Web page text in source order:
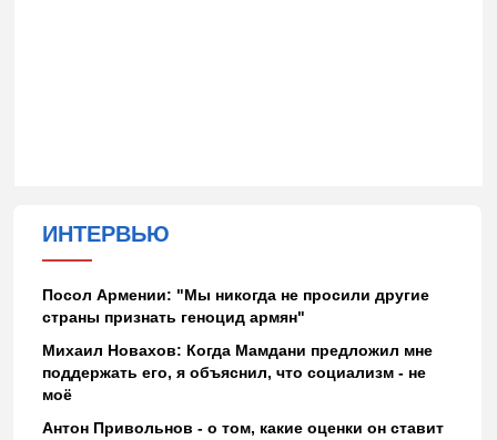
ИНТЕРВЬЮ
Посол Армении: "Мы никогда не просили другие
страны признать геноцид армян"
Михаил Новахов: Когда Мамдани предложил мне
поддержать его, я объяснил, что социализм - не
моё
Антон Привольнов - о том, какие оценки он ставит